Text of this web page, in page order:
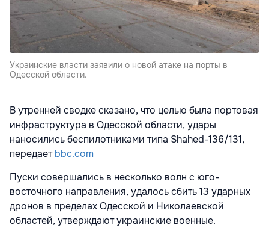
Украинские власти заявили о новой атаке на порты в
Одесской области.
В утренней сводке сказано, что целью была портовая
инфраструктура в Одесской области, удары
наносились беспилотниками типа Shahed-136/131,
передаетbbc.com
Пуски совершались в несколько волн с юго-
восточного направления, удалось сбить 13 ударных
дронов в пределах Одесской и Николаевской
областей, утверждают украинские военные.